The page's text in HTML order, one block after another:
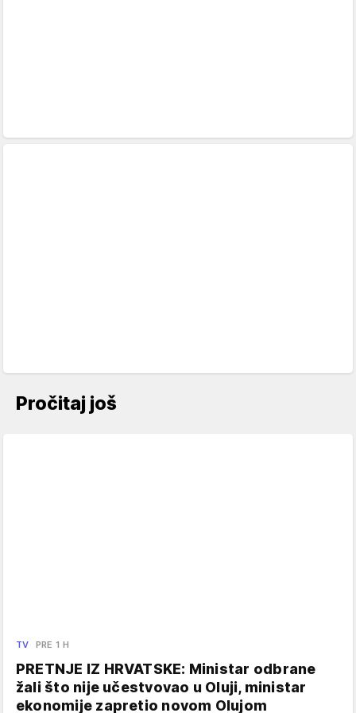
Pročitaj još
TV PRE 1 H
PRETNJE IZ HRVATSKE: Ministar odbrane
žali što nije učestvovao u Oluji, ministar
ekonomije zapretio novom Olujom